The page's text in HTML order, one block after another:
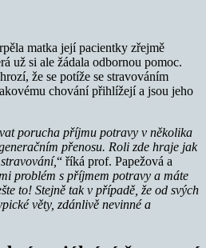
matka její pacientky zřejmě
už si ale žádala odbornou pomoc.
že se potíže se stravováním
chování přihlížejí a jsou jeho
porucha příjmu potravy v několika
přenosu. Roli zde hraje jak
“ říká prof. Papežová a
problém s příjmem potravy a máte
to! Stejně tak v případě, že od svých
věty, zdánlivě nevinné a